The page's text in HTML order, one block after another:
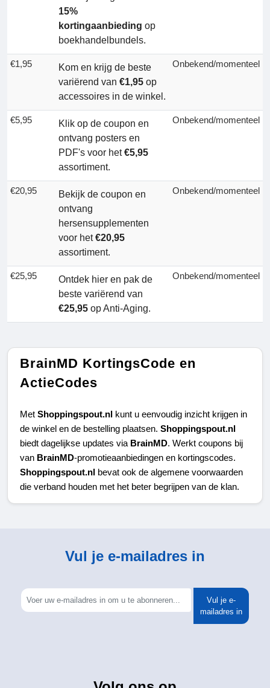
15%
kortingaanbieding op
boekhandelbundels.
€1,95
Kom en krijg de beste
variërend van €1,95 op
accessoires in de winkel.
Onbekend/momenteel
€5,95
Klik op de coupon en
ontvang posters en
PDF's voor het€5,95
assortiment.
Onbekend/momenteel
€20,95
Bekijk de coupon en
ontvang
hersensupplementen
voor het€20,95
assortiment.
Onbekend/momenteel
€25,95
Ontdek hier en pak de
beste variërend van
€25,95 op Anti-Aging.
Onbekend/momenteel
BrainMD KortingsCode en
ActieCodes
Met Shoppingspout.nl
kunt u eenvoudig inzicht krijgen in
de winkel en de bestelling plaatsen.
biedt dagelijkse updates via BrainMD. Werkt coupons bij
van BrainMD
Shoppingspout.nl
bevat ook de algemene voorwaarden
die verband houden met het beter begrijpen van de klan.
Vul je e-mailadres in
Vul je e-
mailadres in